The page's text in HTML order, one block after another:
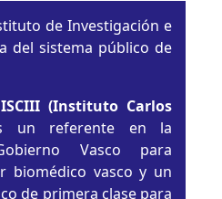
de Investigación e
del sistema público de
ISCIII (Instituto Carlos
un referente en la
Vasco para
biomédico vasco y un
de primera clase para